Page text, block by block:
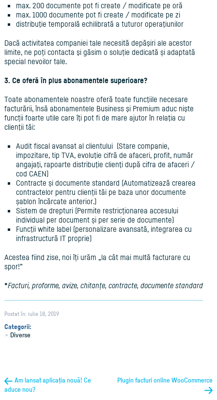
max. 200 documente pot fi create / modificate pe oră
max. 1000 documente pot fi create / modificate pe zi
distribuţie temporală echilibrată a tuturor operaţiunilor
Dacă activitatea companiei tale necesită depăşiri ale acestor
limite, ne poți contacta şi găsim o soluție dedicată și adaptată
special nevoilor tale.
3. Ce oferă în plus abonamentele superioare?
Toate abonamentele noastre oferă toate funcţiile necesare
facturării, însă abonamentele Business şi Premium aduc nişte
funcții foarte utile care îţi pot fi de mare ajutor în relaţia cu
clienţii tăi:
Audit fiscal avansat al clientului (Stare companie,
impozitare, tip TVA, evoluţie cifră de afaceri, profit, număr
angajaţi, rapoarte distribuţie clienţi după cifra de afaceri /
cod CAEN)
Contracte și documente standard (Automatizează crearea
contractelor pentru clienții tăi pe baza unor documente
șablon încărcate anterior.)
Sistem de drepturi (Permite restricționarea accesului
individual per document și per serie de documente)
Funcţii white label (personalizare avansată, integrarea cu
infrastructură IT proprie)
Acestea fiind zise, noi îți urăm „la cât mai multă facturare cu
spor!”
*Facturi, proforme, avize, chitanțe, contracte, documente standard
Postat în: iulie 18, 2019
Categorii:
Diverse
Am lansat aplicația nouă! Ce
aduce nou?
Plugin facturi online WooCommerce